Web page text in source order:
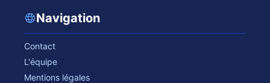
Navigation
Contact
L'équipe
Mentions légales